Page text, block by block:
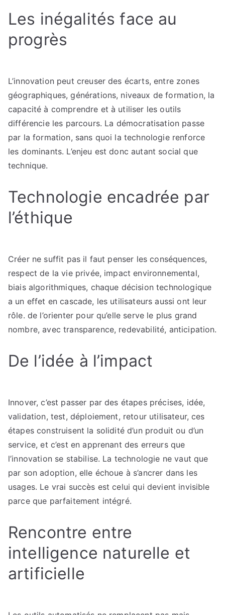
Les inégalités face au
progrès
L’innovation peut creuser des écarts, entre zones
géographiques, générations, niveaux de formation, la
capacité à comprendre et à utiliser les outils
différencie les parcours. La démocratisation passe
par la formation, sans quoi la technologie renforce
les dominants. L’enjeu est donc autant social que
technique.
Technologie encadrée par
l’éthique
Créer ne suffit pas il faut penser les conséquences,
respect de la vie privée, impact environnemental,
biais algorithmiques, chaque décision technologique
a un effet en cascade, les utilisateurs aussi ont leur
rôle. de l’orienter pour qu’elle serve le plus grand
nombre, avec transparence, redevabilité, anticipation.
De l’idée à l’impact
Innover, c’est passer par des étapes précises, idée,
validation, test, déploiement, retour utilisateur, ces
étapes construisent la solidité d’un produit ou d’un
service, et c’est en apprenant des erreurs que
l’innovation se stabilise. La technologie ne vaut que
par son adoption, elle échoue à s’ancrer dans les
usages. Le vrai succès est celui qui devient invisible
parce que parfaitement intégré.
Rencontre entre
intelligence naturelle et
artificielle